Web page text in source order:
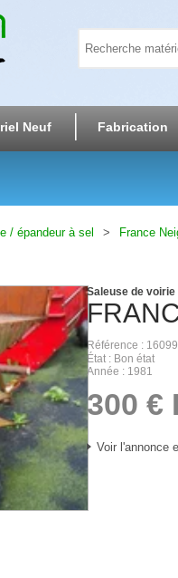
Neuf Fabrication
/ épandeur à sel France
Saleuse de voirie
Référence
16099
État
Bon état
Année
1981
300 €
Voir l'annonce